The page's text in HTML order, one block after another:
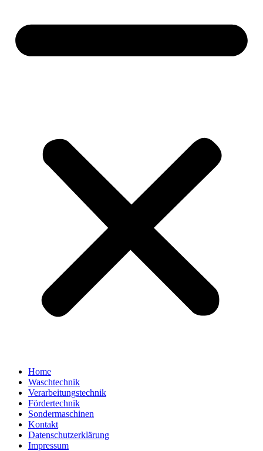
Home
Waschtechnik
Verarbeitungstechnik
Fördertechnik
Sondermaschinen
Kontakt
Datenschutzerklärung
Impressum